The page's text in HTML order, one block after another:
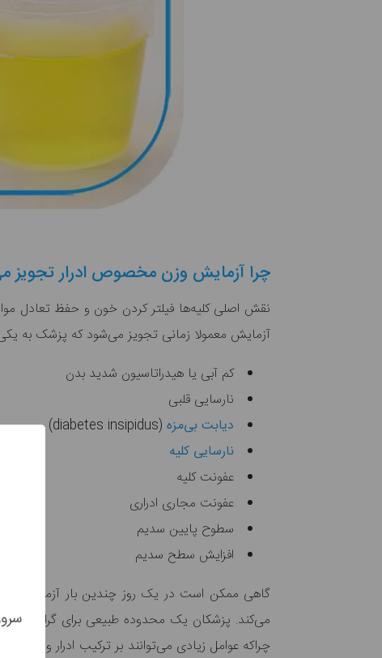
چرا آزمایش وزن مخصوص ادرار تجویز
نقش اصلی کلیه‌ها فیلتر کردن خون و حفظ تعادل
آزمایش معمولا زمانی تجویز می‌شود که پزشک به
کم آبی یا هیدراتاسیون شدید بدن
نارسایی قلبی
دیابت بی‌مزه (diabetes insipidus)
نارسایی کلیه
عفونت کلیه
عفونت مجاری ادراری
سطوح پایین سدیم
افزایش سطح سدیم
گاهی ممکن است در یک روز چندین بار آزمایش وزن
می‌کند. پزشکان یک محدوده طبیعی برای گرانش ادرار
چراکه عوامل زیادی می‌توانند بر ترکیب ادرار و غلظت